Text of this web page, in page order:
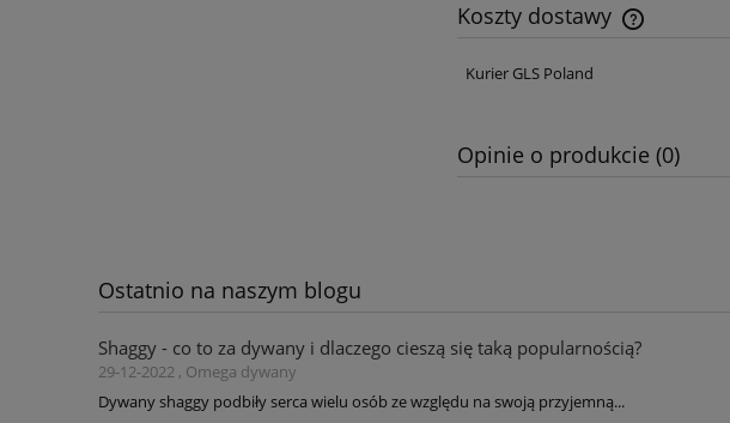
Koszty dostawy
Cena nie
Kurier GLS Poland
Opinie o produkcie (0)
Ostatnio na naszym blogu
Shaggy - co to za dywany i dlaczego cieszą się taką popularnością?
29-12-2022 , Omega dywany
Dywany shaggy podbiły serca wielu osób ze względu na swoją przyjemną...